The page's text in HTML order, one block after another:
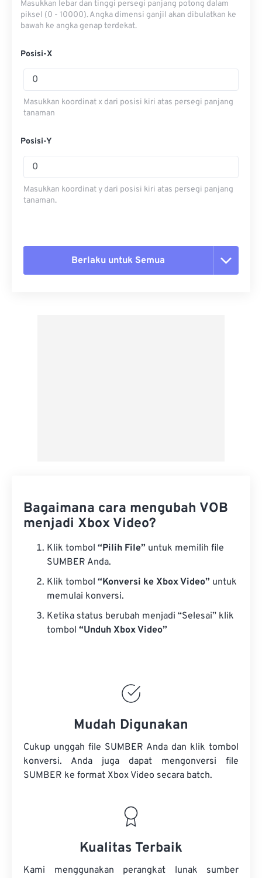
Masukkan lebar dan tinggi persegi panjang potong dalam
piksel (0 - 10000). Angka dimensi ganjil akan dibulatkan ke
bawah ke angka genap terdekat.
Posisi-X
Masukkan koordinat x dari posisi kiri atas persegi panjang
tanaman
Posisi-Y
Masukkan koordinat y dari posisi kiri atas persegi panjang
tanaman.
Berlaku untuk Semua
Bagaimana cara mengubah VOB
menjadi Xbox Video?
Klik tombol “Pilih File” untuk memilih file
SUMBER Anda.
Klik tombol “Konversi ke Xbox Video” untuk
memulai konversi.
Ketika status berubah menjadi “Selesai” klik
tombol “Unduh Xbox Video”
Mudah Digunakan
Cukup unggah file SUMBER Anda dan klik tombol
konversi. Anda juga dapat mengonversi file
SUMBER ke format Xbox Video secara batch.
Kualitas Terbaik
Kami menggunakan perangkat lunak sumber